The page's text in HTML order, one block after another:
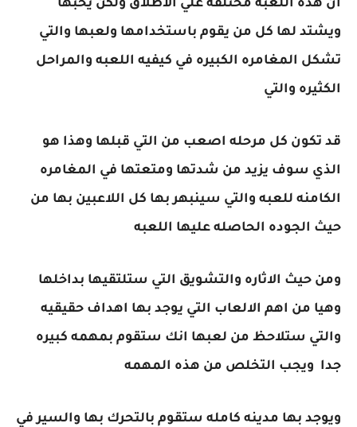
ان هذه اللعبه مختلفه علي الاطلاق ولكن يحبها
ويشتد لها كل من يقوم باستخدامها ولعبها والتي
تشكل المغامره الكبيره في كيفيه اللعبه والمراحل
الكثيره والتي
قد تكون كل مرحله اصعب من التي قبلها وهذا هو
الذي سوف يزيد من شدتها ومتعتها في المغامره
الكامنه للعبه والتي سينبهر بها كل اللاعبين بها من
حيث الجوده الحاصله عليها اللعبه
ومن حيث الاثاره والتشويق التي ستلتقيها بداخلها
وهيا من اهم الالعاب التي يوجد بها اهداف حقيقيه
والتي ستلاحظ من لعبها انك ستقوم بمهمه كبيره
جدا ويجب التخلص من هذه المهمه
ويوجد بها مدينه كامله ستقوم بالتحرك بها والسير في